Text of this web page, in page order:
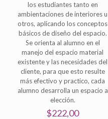
los estudiantes tanto en
ambientaciones de interiores u
otros, aplicando los conceptos
básicos de diseño del espacio.
Se orienta al alumno en el
manejo del espacio material
existente y las necesidades del
cliente, para que esto resulte
más efectivo y practico, cada
alumno desarrolla un espacio a
elección.
$222,00